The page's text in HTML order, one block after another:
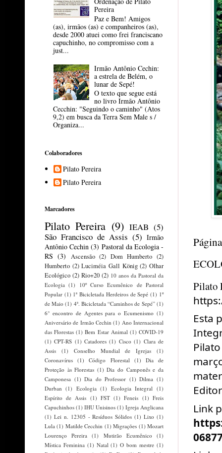
Pilato
Esta
Link
Pereira
Paz e Bem! Amigos
(as), irmãos (as) e companheiros (as),
desde 2000 atuei como frei franciscano
capuchinho, no compromisso com a
just...
Irmão Antônio Cechin:
a estrela de Belém, o
lunar de Sepé!
O texto que segue está
no livro Irmão Antônio
Cecchin: "Seguindo o caminho" (Atos
9,2) em busca da Terra Sem Male s /
Organiza...
Colaboradores
Pilato Pereira
Pilato Pereira
Marcadores
Pilato Pereira (9) IEAB (5)
São Francisco de Assis (5) Irmão
Antônio Cechin (3) Pastoral da Ecologia -
RS (3) Ascensão (2) Dom Humberto (2)
Humberto (2) Luciméia Gall König (2) Olhar
Ecológico (2) Rio+20 (2) 10 anos da Pastoral da
Ecologia (1)
10º Curso Ecumênico de Pastoral
Popular (1) 1ª Bicicletada Herdeiros de Sepé (1) 1º
de Maio (1) 4ª. Bicicletada “Caminhos de Sepé” (1)
6° encontro de Agentes para o Ecumenismo (1)
Aniversário de Irmão Cechin (1) Ano Internacional
das Florestas (1) Bem Estar Animal (1) COVID-19
(1) CPT-RS (1) Catadores (1) Cisco (1) Clara de
Assis
(1) Conselho Mundial de Igrejas
(1)
Coronavírus
(1) Código Florestal (1)
Dia de
Proteção às Florestas (1) Dia do Camponês e da
Camponesa (1) Dia do Professor (1) Dilma (1)
Durban (1) Ecologia (1) Ecologia Integral (1)
Espírito de Assis (1) FST (1) Feneis (1) Freis
Capuchinhos (1) IHU Unisinos (1) Igreja Anglicana
(1) Lei n. 12305 - Resíduos Sólidos (1) Lixo (1)
Lula (1) Matilde Cecchin (1) Migrações (1) Mozart
Lourenço Pereira
(1) Mutirão Ecumênico
(1)
Mística Feminina (1) Natal (1) O bom mestre (1)